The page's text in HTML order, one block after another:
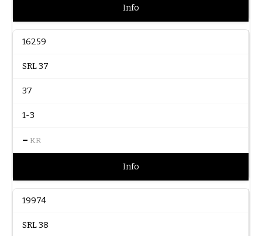
Info
16259
SRL 37
37
1-3
– KR
Info
19974
SRL 38